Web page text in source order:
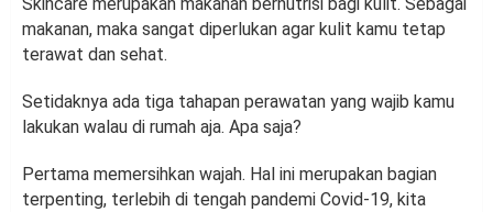
makanan, maka sangat diperlukan agar kulit kamu tetap
terawat dan sehat.
Setidaknya ada tiga tahapan perawatan yang wajib kamu
lakukan walau di rumah aja. Apa saja?
Pertama memersihkan wajah. Hal ini merupakan bagian
terpenting, terlebih di tengah pandemi Covid-19, kita